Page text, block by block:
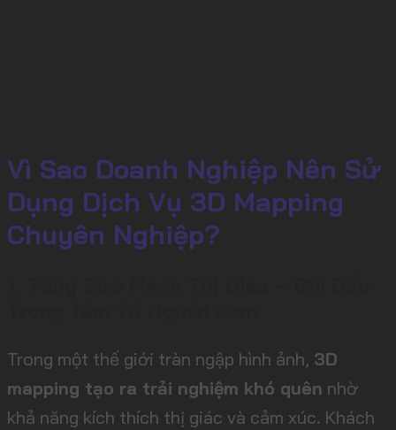
Vì Sao Doanh Nghiệp Nên Sử
Dụng Dịch Vụ 3D Mapping
Chuyên Nghiệp?
Trong một thế giới tràn ngập hình ảnh, 3D
mapping tạo ra trải nghiệm khó quên nhờ
khả năng kích thích thị giác và cảm xúc. Khách